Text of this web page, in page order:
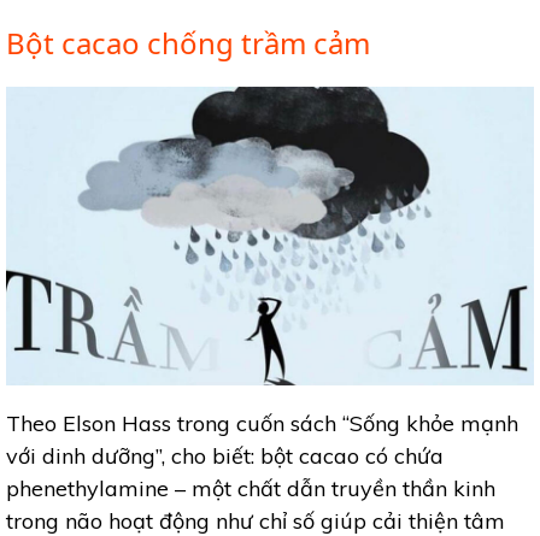
Bột cacao chống trầm cảm
Theo Elson Hass trong cuốn sách “Sống khỏe mạnh
với dinh dưỡng”, cho biết: bột cacao có chứa
phenethylamine – một chất dẫn truyền thần kinh
trong não hoạt động như chỉ số giúp cải thiện tâm